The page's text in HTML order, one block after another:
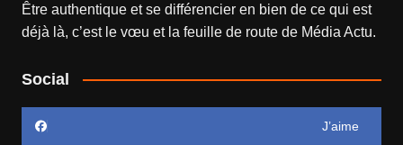
Être authentique et se différencier en bien de ce qui est
déjà là, c’est le vœu et la feuille de route de Média Actu.
Social
J’aime